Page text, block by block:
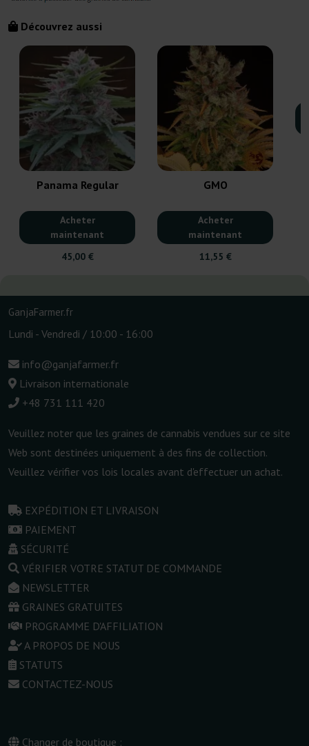
Découvrez aussi
Panama Regular
Acheter
maintenant
45,00 €
GMO
Acheter
maintenant
11,55 €
GanjaFarmer.fr
Lundi - Vendredi / 10:00 - 16:00
info@ganjafarmer.fr
Livraison internationale
+48 731 111 420
Veuillez noter que les graines de cannabis vendues sur ce site
Web sont destinées uniquement à des fins de collection.
Veuillez vérifier vos lois locales avant d'effectuer un achat.
EXPÉDITION ET LIVRAISON
PAIEMENT
SÉCURITÉ
VÉRIFIER VOTRE STATUT DE COMMANDE
NEWSLETTER
GRAINES GRATUITES
PROGRAMME D'AFFILIATION
A PROPOS DE NOUS
STATUTS
CONTACTEZ-NOUS
Changer de boutique :